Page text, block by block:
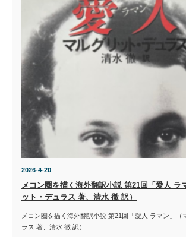
2026-4-20
メコン圏を描く海外翻訳小説 第21回「愛人 ラ
ット・デュラス 著、清水 徹 訳）
メコン圏を描く海外翻訳小説 第21回「愛人 ラマン」（
ラス 著、清水 徹 訳） …